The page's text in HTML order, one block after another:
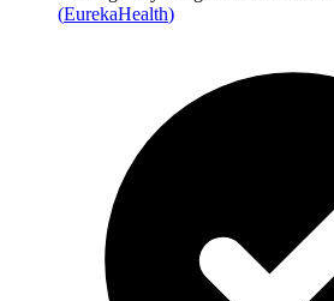
(EurekaHealth)